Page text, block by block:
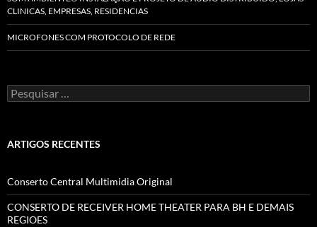
CLINICAS, EMPRESAS, RESIDENCIAS
MICROFONES COM PROTOCOLO DE REDE
Pesquisar
por:
ARTIGOS RECENTES
Conserto Central Multimidia Original
CONSERTO DE RECEIVER HOME THEATER PARA BH E DEMAIS
REGIOES